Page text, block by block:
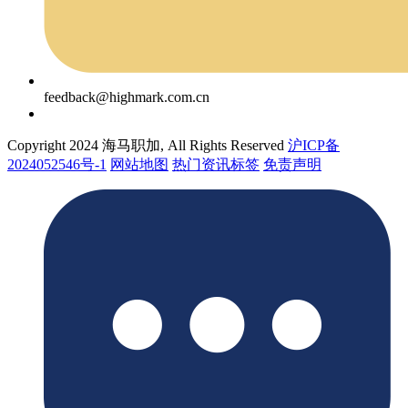
feedback@highmark.com.cn
Copyright 2024 海马职加, All Rights Reserved 沪ICP备
2024052546号-1 网站地图 热门资讯标签 免责声明